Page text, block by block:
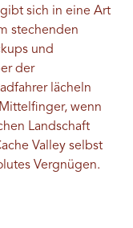
sich in eine Art
stechenden
und
der
lächeln
wenn
Landschaft
Valley selbst
Vergnügen.